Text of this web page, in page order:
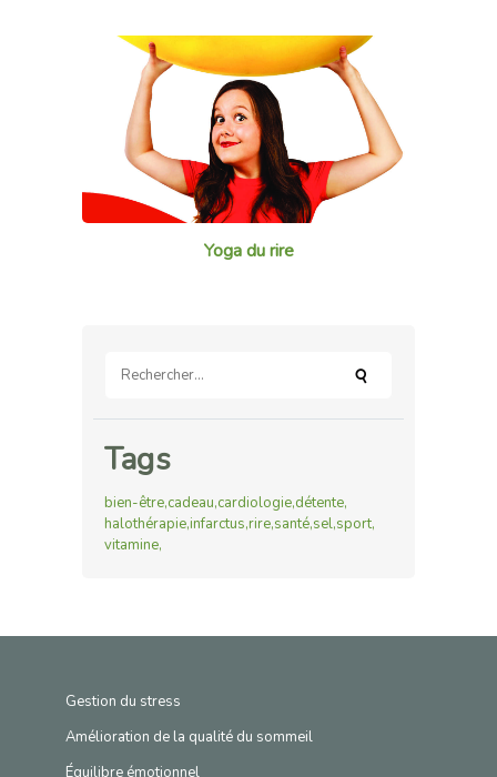
Yoga du rire
Tags
bien-être cadeau cardiologie détente
halothérapieinfarctus rire santé sel sport
vitamine
Gestion du stress
Amélioration de la qualité du sommeil
Équilibre émotionnel